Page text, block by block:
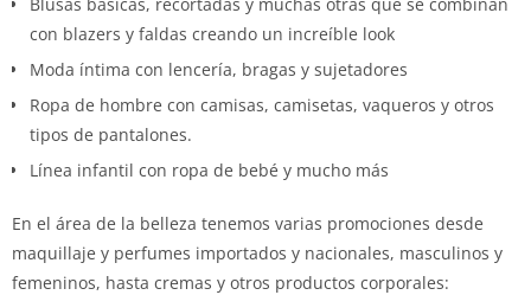
con blazers y faldas creando un increíble look
Moda íntima con lencería, bragas y sujetadores
Ropa de hombre con camisas, camisetas, vaqueros y otros
tipos de pantalones.
Línea infantil con ropa de bebé y mucho más
En el área de la belleza tenemos varias promociones desde
maquillaje y perfumes importados y nacionales, masculinos y
femeninos, hasta cremas y otros productos corporales: